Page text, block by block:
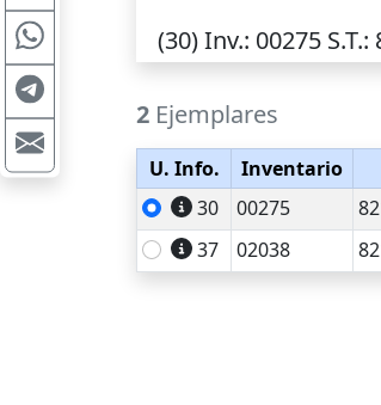
(30)Inv.: 00275 S.T.:
2 Ejemplares
U. Info. Inventario
30
00275
37
02038